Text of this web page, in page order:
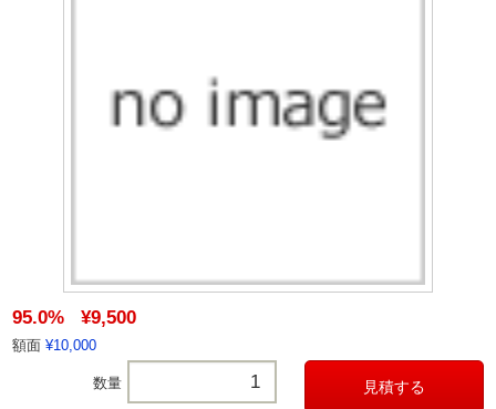
95.0% ¥9,500
額面 ¥10,000
数量